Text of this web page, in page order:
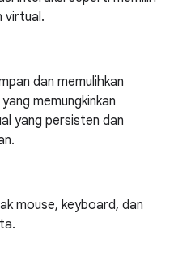
virtual.
dan memulihkan
memungkinkan
yang persisten dan
mouse, keyboard, dan